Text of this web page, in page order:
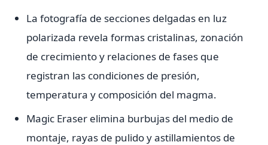
La fotografía de secciones delgadas en luz
polarizada revela formas cristalinas, zonación
de crecimiento y relaciones de fases que
registran las condiciones de presión,
temperatura y composición del magma.
Magic Eraser elimina burbujas del medio de
montaje, rayas de pulido y astillamientos de